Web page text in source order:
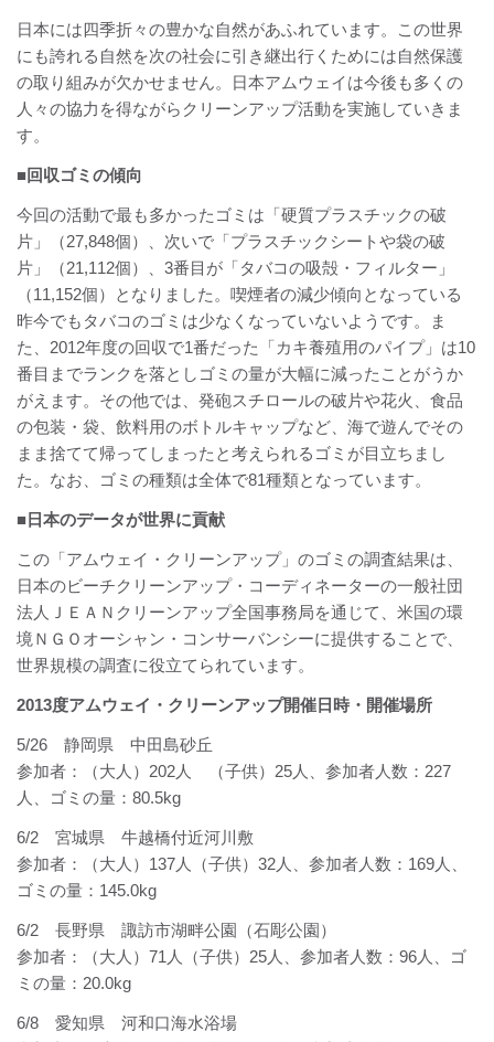
日本には四季折々の豊かな自然があふれています。この世界
にも誇れる自然を次の社会に引き継出行くためには自然保護
の取り組みが欠かせません。日本アムウェイは今後も多くの
人々の協力を得ながらクリーンアップ活動を実施していきま
す。
■回収ゴミの傾向
今回の活動で最も多かったゴミは「硬質プラスチックの破
片」（27,848個）、次いで「プラスチックシートや袋の破
片」（21,112個）、3番目が「タバコの吸殻・フィルター」
（11,152個）となりました。喫煙者の減少傾向となっている
昨今でもタバコのゴミは少なくなっていないようです。ま
た、2012年度の回収で1番だった「カキ養殖用のパイプ」は10
番目までランクを落としゴミの量が大幅に減ったことがうか
がえます。その他では、発砲スチロールの破片や花火、食品
の包装・袋、飲料用のボトルキャップなど、海で遊んでその
まま捨てて帰ってしまったと考えられるゴミが目立ちまし
た。なお、ゴミの種類は全体で81種類となっています。
■日本のデータが世界に貢献
この「アムウェイ・クリーンアップ」のゴミの調査結果は、
日本のビーチクリーンアップ・コーディネーターの一般社団
法人ＪＥＡＮクリーンアップ全国事務局を通じて、米国の環
境ＮＧＯオーシャン・コンサーバンシーに提供することで、
世界規模の調査に役立てられています。
2013度アムウェイ・クリーンアップ開催日時・開催場所
5/26 静岡県 中田島砂丘
参加者：（大人）202人 （子供）25人、参加者人数：227
人、ゴミの量：80.5kg
6/2 宮城県 牛越橋付近河川敷
参加者：（大人）137人（子供）32人、参加者人数：169人、
ゴミの量：145.0kg
6/2 長野県 諏訪市湖畔公園（石彫公園）
参加者：（大人）71人（子供）25人、参加者人数：96人、ゴ
ミの量：20.0kg
6/8 愛知県 河和口海水浴場